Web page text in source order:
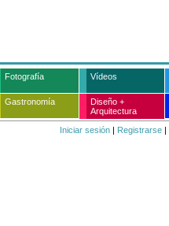
Fotografía Vídeos
Gastronomía
Diseño +
Arquitectura
Iniciar sesión | Registrarse |